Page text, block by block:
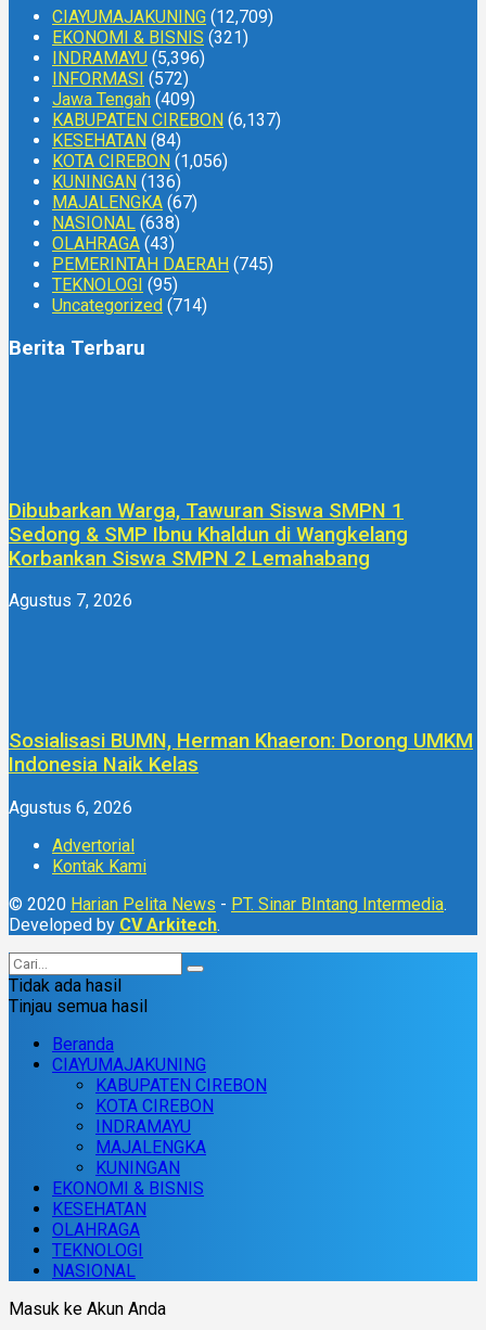
CIAYUMAJAKUNING (12,709)
EKONOMI & BISNIS (321)
INDRAMAYU (5,396)
INFORMASI (572)
Jawa Tengah (409)
KABUPATEN CIREBON (6,137)
KESEHATAN (84)
KOTA CIREBON (1,056)
KUNINGAN (136)
MAJALENGKA (67)
NASIONAL (638)
OLAHRAGA (43)
PEMERINTAH DAERAH (745)
TEKNOLOGI (95)
Uncategorized (714)
Berita Terbaru
Dibubarkan Warga, Tawuran Siswa SMPN 1
Sedong & SMP Ibnu Khaldun di Wangkelang
Korbankan Siswa SMPN 2 Lemahabang
Agustus 7, 2026
Sosialisasi BUMN, Herman Khaeron: Dorong UMKM
Indonesia Naik Kelas
Agustus 6, 2026
Advertorial
Kontak Kami
© 2020 Harian Pelita News - PT. Sinar BIntang Intermedia.
Developed by CV Arkitech.
Tidak ada hasil
Tinjau semua hasil
Beranda
CIAYUMAJAKUNING
KABUPATEN CIREBON
KOTA CIREBON
INDRAMAYU
MAJALENGKA
KUNINGAN
EKONOMI & BISNIS
KESEHATAN
OLAHRAGA
TEKNOLOGI
NASIONAL
Masuk ke Akun Anda